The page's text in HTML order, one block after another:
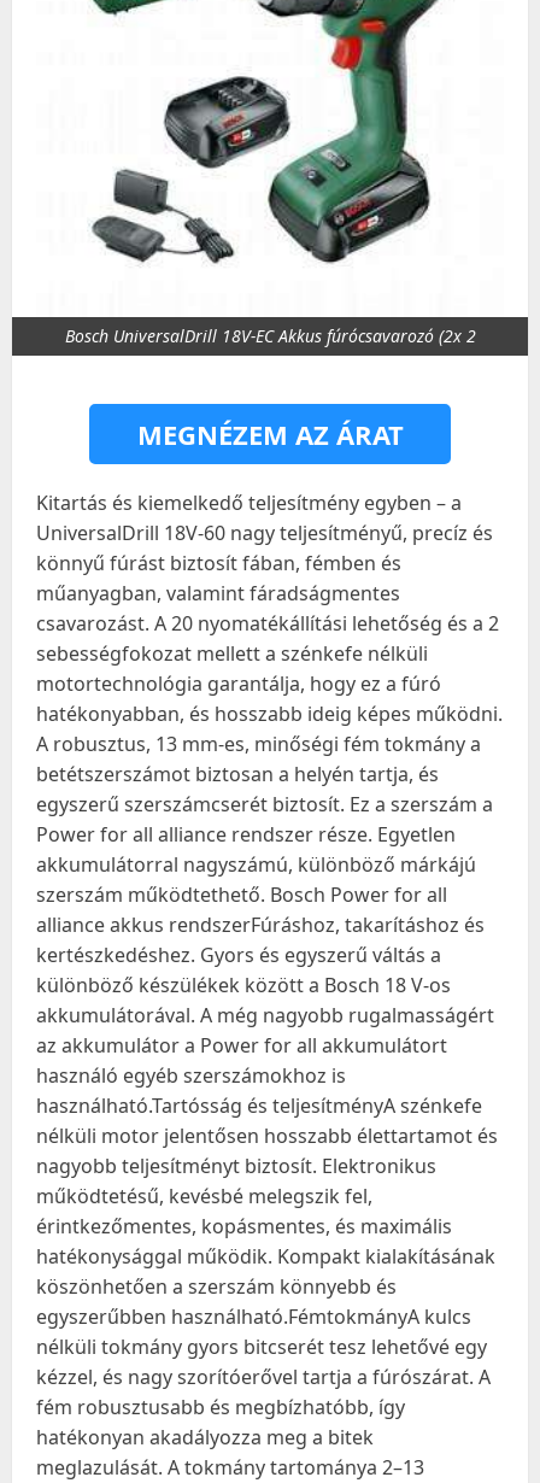
Bosch UniversalDrill 18V-EC Akkus fúrócsavarozó (2x 2
MEGNÉZEM AZ ÁRAT
Kitartás és kiemelkedő teljesítmény egyben – a
UniversalDrill 18V-60 nagy teljesítményű, precíz és
könnyű fúrást biztosít fában, fémben és
műanyagban, valamint fáradságmentes
csavarozást. A 20 nyomatékállítási lehetőség és a 2
sebességfokozat mellett a szénkefe nélküli
motortechnológia garantálja, hogy ez a fúró
hatékonyabban, és hosszabb ideig képes működni.
A robusztus, 13 mm-es, minőségi fém tokmány a
betétszerszámot biztosan a helyén tartja, és
egyszerű szerszámcserét biztosít. Ez a szerszám a
Power for all alliance rendszer része. Egyetlen
akkumulátorral nagyszámú, különböző márkájú
szerszám működtethető. Bosch Power for all
alliance akkus rendszerFúráshoz, takarításhoz és
kertészkedéshez. Gyors és egyszerű váltás a
különböző készülékek között a Bosch 18 V-os
akkumulátorával. A még nagyobb rugalmasságért
az akkumulátor a Power for all akkumulátort
használó egyéb szerszámokhoz is
használható.Tartósság és teljesítményA szénkefe
nélküli motor jelentősen hosszabb élettartamot és
nagyobb teljesítményt biztosít. Elektronikus
működtetésű, kevésbé melegszik fel,
érintkezőmentes, kopásmentes, és maximális
hatékonysággal működik. Kompakt kialakításának
köszönhetően a szerszám könnyebb és
egyszerűbben használható.FémtokmányA kulcs
nélküli tokmány gyors bitcserét tesz lehetővé egy
kézzel, és nagy szorítóerővel tartja a fúrószárat. A
fém robusztusabb és megbízhatóbb, így
hatékonyan akadályozza meg a bitek
meglazulását. A tokmány tartománya 2–13